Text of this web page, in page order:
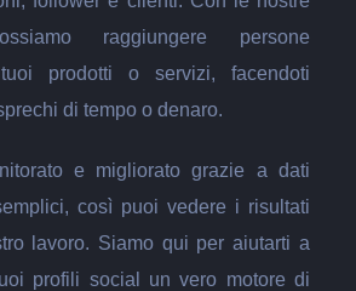
raggiungere persone
prodotti o servizi, facendoti
di tempo o denaro.
e migliorato grazie a dati
così puoi vedere i risultati
lavoro. Siamo qui per aiutarti a
profili social un vero motore di